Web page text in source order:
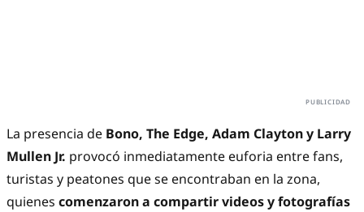
La presencia de Bono, The Edge, Adam Clayton y Larry
Mullen Jr. provocó inmediatamente euforia entre fans,
turistas y peatones que se encontraban en la zona,
quienes comenzaron a compartir videos y fotografías